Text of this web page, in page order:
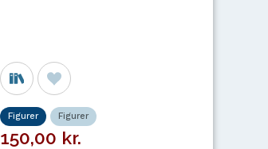
Figurer Figurer
150,00 kr.